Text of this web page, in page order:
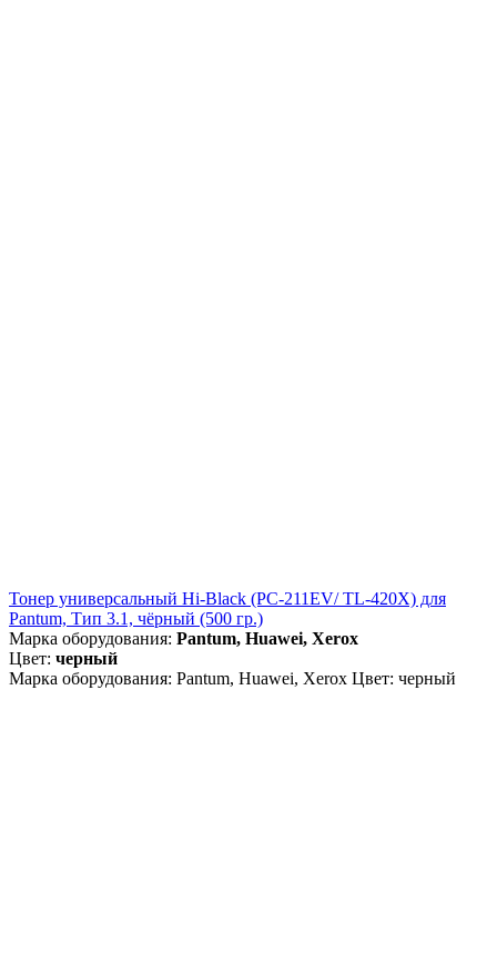
Тонер универсальный Hi-Black (PC-211EV/ TL-420X) для
Pantum, Тип 3.1, чёрный (500 гр.)
Марка оборудования: Pantum, Huawei, Xerox
Цвет: черный
Марка оборудования: Pantum, Huawei, Xerox Цвет: черный